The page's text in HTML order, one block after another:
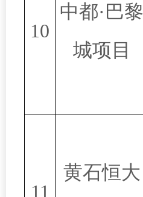
10
中都·巴黎
城项目
11
黄石恒大